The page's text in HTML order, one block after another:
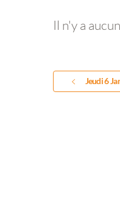
Il n'y a
Jeudi 6